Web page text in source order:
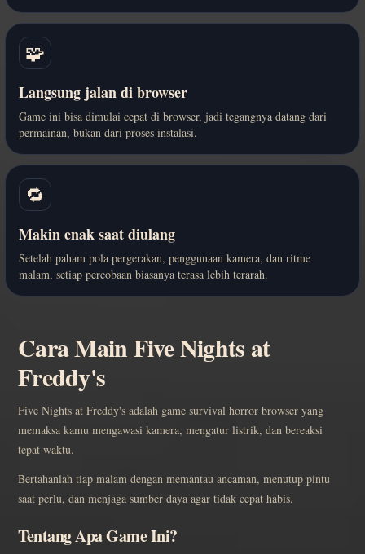
🧩
Langsung jalan di browser
Game ini bisa dimulai cepat di browser, jadi tegangnya datang dari
permainan, bukan dari proses instalasi.
🔁
Makin enak saat diulang
Setelah paham pola pergerakan, penggunaan kamera, dan ritme
malam, setiap percobaan biasanya terasa lebih terarah.
Cara Main Five Nights at
Freddy's
Five Nights at Freddy's adalah game survival horror browser yang
memaksa kamu mengawasi kamera, mengatur listrik, dan bereaksi
tepat waktu.
Bertahanlah tiap malam dengan memantau ancaman, menutup pintu
saat perlu, dan menjaga sumber daya agar tidak cepat habis.
Tentang Apa Game Ini?